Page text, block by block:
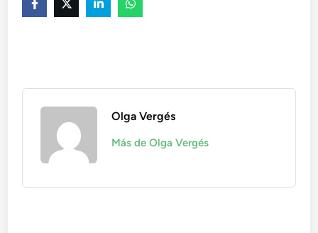
Olga Vergés
Más de Olga Vergés